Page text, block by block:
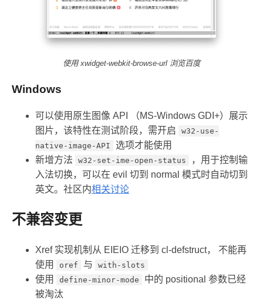
使用 xwidget-webkit-browse-url 浏览百度
Windows
可以使用原生图像 API （MS-Windows GDI+）展示
图片，该特性在测试阶段，需开启
w32-use-
native-image-API
选项才能使用
新增方法
w32-set-ime-open-status
，用于控制输
入法切换，可以在 evil 切到 normal 模式时自动切到
英文。社区内相关讨论
不兼容变更
Xref 实现机制从 EIEIO 迁移到 cl-defstruct， 不能再
使用
oref 与 with-slots
使用 define-minor-mode
中的 positional 参数已经
被淘汰